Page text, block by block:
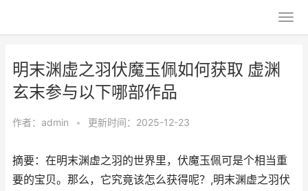
明末渊虚之羽伏魔玉佩如何获取 虚渊
玄末参与以下哪部作品
作者： admin • 更新时间：2025-12-23
摘要：在明末渊虚之羽的世界里，伏魔玉佩可是个相当重
要的宝贝。那么，它究竟该怎么获得呢？,明末渊虚之羽伏